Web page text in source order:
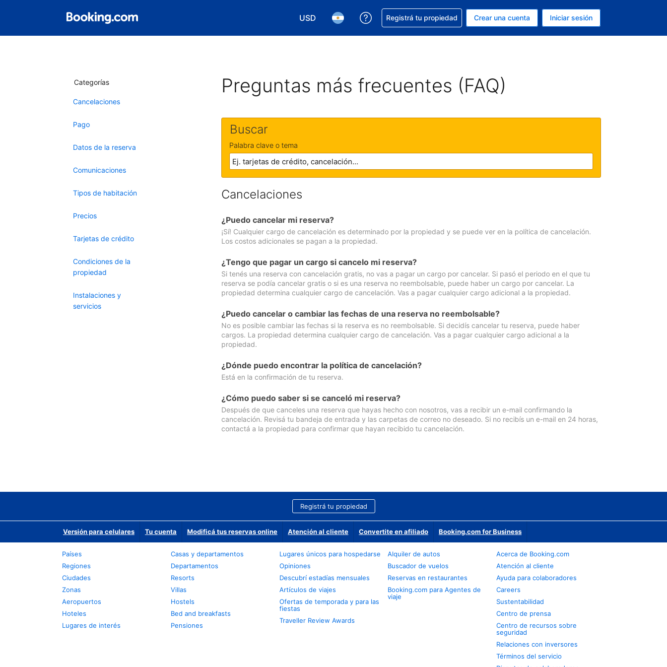
USD
Elegir la moneda. Tu moneda actual es Dólar de EEUU
Elegir el idioma. El idioma que estás usando es Español (Argentina)
Conseguí ayuda con tu reserva
Registrá tu propiedad Crear una cuenta Iniciar sesión
Categorías
Cancelaciones
Pago
Datos de la reserva
Comunicaciones
Tipos de habitación
Precios
Tarjetas de crédito
Condiciones de la
propiedad
Instalaciones y
servicios
Preguntas más frecuentes (FAQ)
Buscar
Palabra clave o tema
Cancelaciones
¿Puedo cancelar mi reserva?
¡Sí! Cualquier cargo de cancelación es determinado por la propiedad y se puede ver en la política de cancelación.
Los costos adicionales se pagan a la propiedad.
¿Tengo que pagar un cargo si cancelo mi reserva?
Si tenés una reserva con cancelación gratis, no vas a pagar un cargo por cancelar. Si pasó el periodo en el que tu
reserva se podía cancelar gratis o si es una reserva no reembolsable, puede haber un cargo por cancelar. La
propiedad determina cualquier cargo de cancelación. Vas a pagar cualquier cargo adicional a la propiedad.
¿Puedo cancelar o cambiar las fechas de una reserva no reembolsable?
No es posible cambiar las fechas si la reserva es no reembolsable. Si decidís cancelar tu reserva, puede haber
cargos. La propiedad determina cualquier cargo de cancelación. Vas a pagar cualquier cargo adicional a la
propiedad.
¿Dónde puedo encontrar la política de cancelación?
Está en la confirmación de tu reserva.
¿Cómo puedo saber si se canceló mi reserva?
Después de que canceles una reserva que hayas hecho con nosotros, vas a recibir un e-mail confirmando la
cancelación. Revisá tu bandeja de entrada y las carpetas de correo no deseado. Si no recibís un e-mail en 24 horas,
contactá a la propiedad para confirmar que hayan recibido tu cancelación.
Registrá tu propiedad
Versión para celulares Tu cuenta Modificá tus reservas online Atención al cliente Convertite en afiliado Booking.com for Business
Países
Regiones
Ciudades
Zonas
Aeropuertos
Hoteles
Lugares de interés
Casas y departamentos
Departamentos
Resorts
Villas
Hostels
Bed and breakfasts
Pensiones
Lugares únicos para hospedarse
Opiniones
Descubrí estadías mensuales
Artículos de viajes
Ofertas de temporada y para las
fiestas
Traveller Review Awards
Alquiler de autos
Buscador de vuelos
Reservas en restaurantes
Booking.com para Agentes de
viaje
Acerca de Booking.com
Atención al cliente
Ayuda para colaboradores
Careers
Sustentabilidad
Centro de prensa
Centro de recursos sobre
seguridad
Relaciones con inversores
Términos del servicio